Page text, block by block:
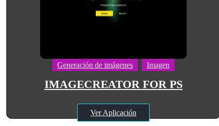
Generación de imágenes Imagen
IMAGECREATOR FOR PS
Ver Aplicación